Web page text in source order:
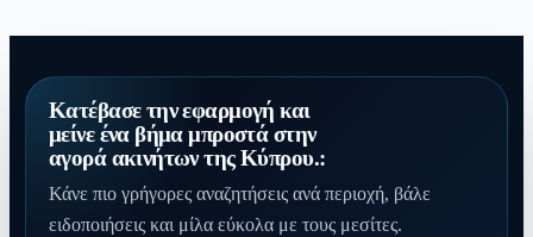
Κατέβασε την εφαρμογή και
μείνε ένα βήμα μπροστά στην
αγορά ακινήτων της Κύπρου.:
Κάνε πιο γρήγορες αναζητήσεις ανά περιοχή, βάλε
ειδοποιήσεις και μίλα εύκολα με τους μεσίτες.